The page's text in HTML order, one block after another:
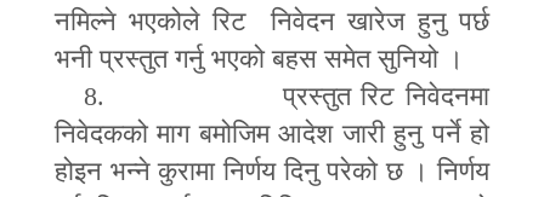
नमिल्ने भएकोले रिट निवेदन खारेज हुनु पर्छ
भनी प्रस्तुत गर्नु भएको बहस समेत सुनियो ।
8.
प्रस्तुत रिट निवेदनमा
निवेदकको माग बमोजिम आदेश जारी हुनु पर्ने हो
होइन भन्ने कुरामा निर्णय दिनु परेको छ । निर्णय